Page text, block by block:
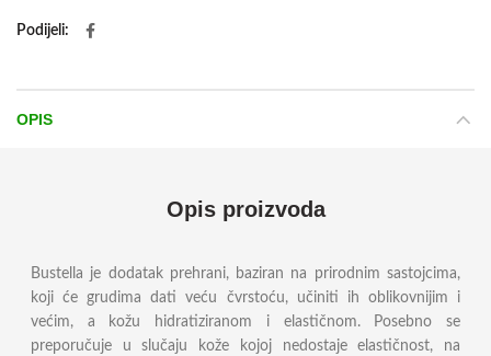
Podijeli
OPIS
Opis proizvoda
Bustella je dodatak prehrani, baziran na prirodnim sastojcima,
koji će grudima dati veću čvrstoću, učiniti ih oblikovnijim i
većim, a kožu hidratiziranom i elastičnom. Posebno se
preporučuje u slučaju kože kojoj nedostaje elastičnost, na